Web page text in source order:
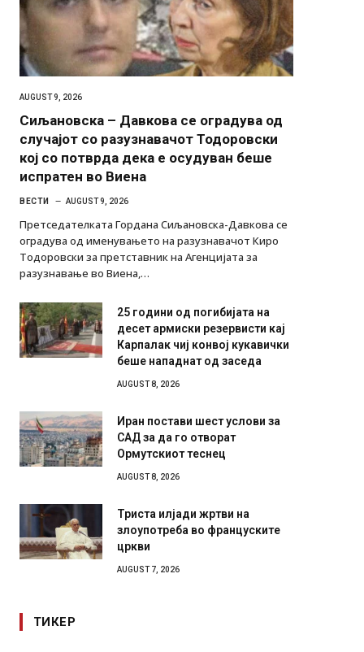
AUGUST 9, 2026
Сиљановска – Давкова се оградува од
случајот со разузнавачот Тодоровски
кој со потврда дека е осудуван беше
испратен во Виена
ВЕСТИ AUGUST 9, 2026
Претседателката Гордана Сиљановска-Давкова се
оградува од именувањето на разузнавачот Киро
Тодоровски за претставник на Агенцијата за
разузнавање во Виена,…
25 години од погибијата на
десет армиски резервисти кај
Карпалак чиј конвој кукавички
беше нападнат од заседа
AUGUST 8, 2026
Иран постави шест услови за
САД за да го отворат
Ормутскиот теснец
AUGUST 8, 2026
Триста илјади жртви на
злоупотреба во француските
цркви
AUGUST 7, 2026
ТИКЕР